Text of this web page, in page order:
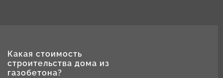
Какая стоимость
строительства дома из
газобетона?